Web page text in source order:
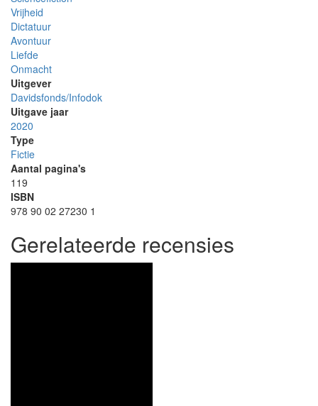
Vrijheid
Dictatuur
Avontuur
Liefde
Onmacht
Uitgever
Davidsfonds/Infodok
Uitgave jaar
2020
Type
Fictie
Aantal pagina's
119
ISBN
978 90 02 27230 1
Gerelateerde recensies